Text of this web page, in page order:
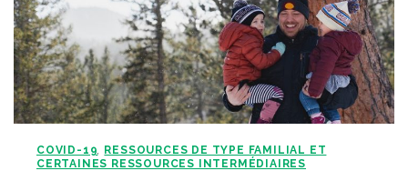
COVID-19
RESSOURCES DE TYPE FAMILIAL ET
CERTAINES RESSOURCES INTERMÉDIAIRES